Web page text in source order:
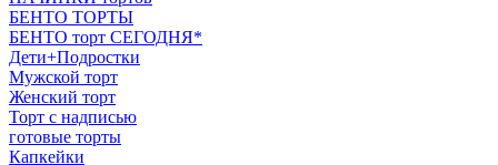
БЕНТО ТОРТЫ
БЕНТО торт СЕГОДНЯ*
Дети+Подростки
Мужской торт
Женский торт
Торт с надписью
готовые торты
Капкейки